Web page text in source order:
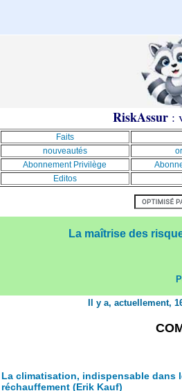
RiskAssur:
Faits
nouveautés
Abonnement Privilège
Editos
La maîtrise des
Il y a, actuellement,
La climatisation, indispensable dans
réchauffement (Erik Kauf)